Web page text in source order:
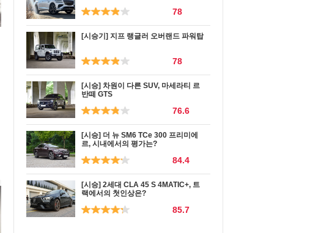
78
[시승기] 지프 랭글러 오버랜드 파워탑
78
[시승] 차원이 다른 SUV, 마세라티 르
반떼 GTS
76.6
[시승] 더 뉴 SM6 TCe 300 프리미에
르, 시내에서의 평가는?
84.4
[시승] 2세대 CLA 45 S 4MATIC+, 트
랙에서의 첫인상은?
85.7